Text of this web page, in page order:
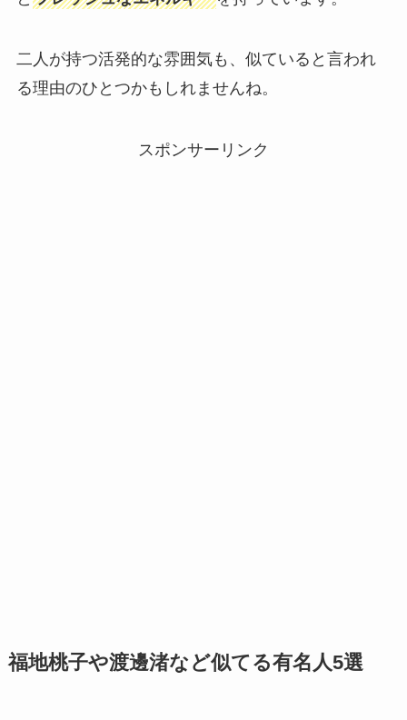
二人が持つ活発的な雰囲気も、似ていると言われ
る理由のひとつかもしれませんね。
スポンサーリンク
福地桃子や渡邊渚など似てる有名人5選